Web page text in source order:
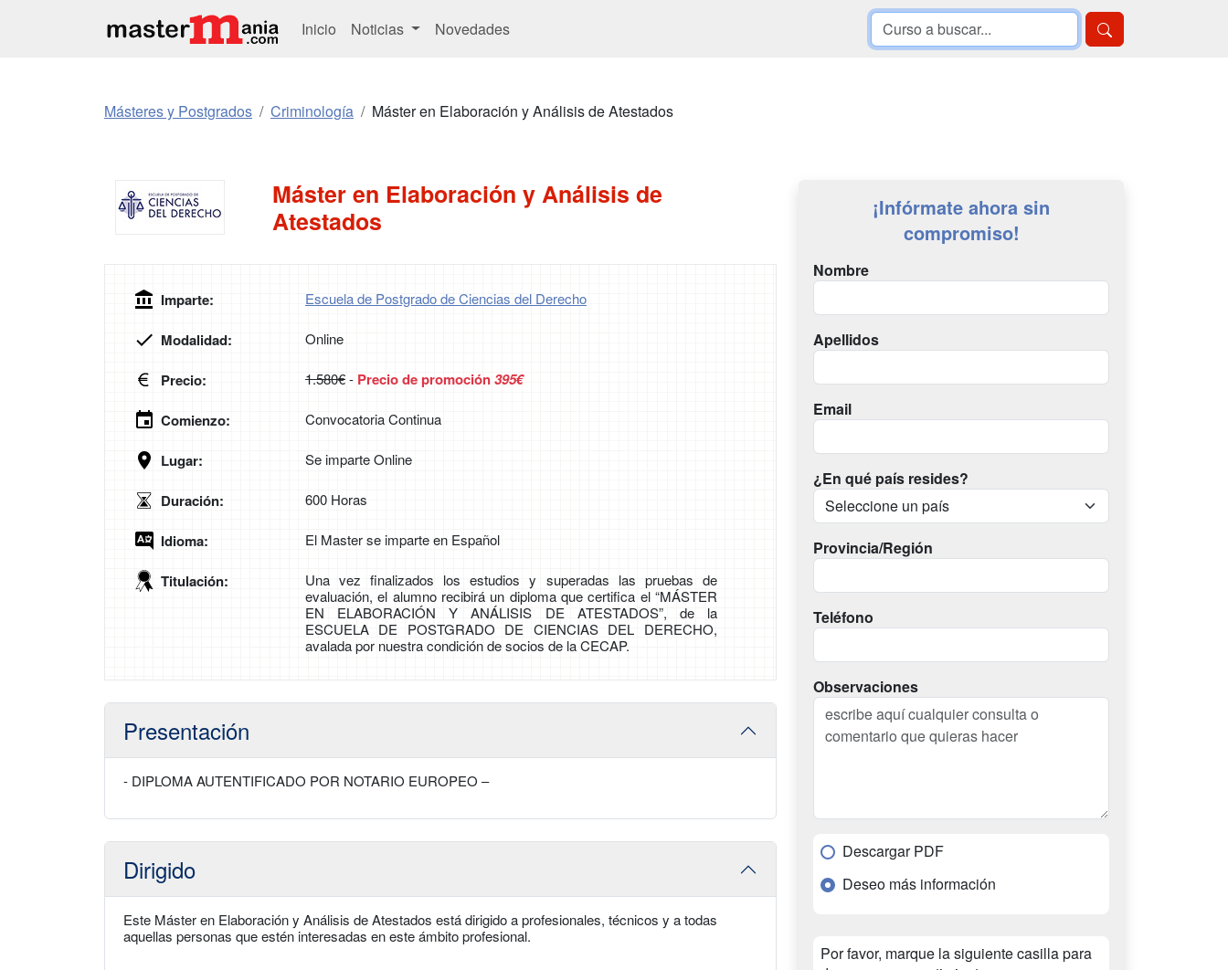
Inicio Noticias Novedades
Másteres y Postgrados Criminología Máster en Elaboración y Análisis de Atestados
Máster en Elaboración y Análisis de
Atestados
Imparte: Escuela de Postgrado de Ciencias del Derecho
Modalidad: Online
Precio: 1.580€- Precio de promoción395€
Comienzo: Convocatoria Continua
Lugar: Se imparte Online
Duración: 600 Horas
Idioma: El Master se imparte en Español
Titulación:
Una vez finalizados los estudios y superadas las pruebas de
evaluación, el alumno recibirá un diploma que certifica el “MÁSTER
EN ELABORACIÓN Y ANÁLISIS DE ATESTADOS”, de la
ESCUELA DE POSTGRADO DE CIENCIAS DEL DERECHO,
avalada por nuestra condición de socios de la CECAP.
Presentación
- DIPLOMA AUTENTIFICADO POR NOTARIO EUROPEO –
Dirigido
Este Máster en Elaboración y Análisis de Atestados está dirigido a profesionales, técnicos y a todas
aquellas personas que estén interesadas en este ámbito profesional.
¡Infórmate ahora sin
compromiso!
Nombre
Apellidos
Email
¿En qué país resides?
Provincia/Región
Teléfono
Observaciones
Descargar PDF
Deseo más información
Por favor, marque la siguiente casilla para